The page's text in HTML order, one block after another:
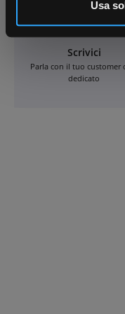
informazioni sul
nostri partner che si
pubblicità e social
con altre
raccolto dal suo
Usa
Scrivici
Parla con il tuo customer
dedicato